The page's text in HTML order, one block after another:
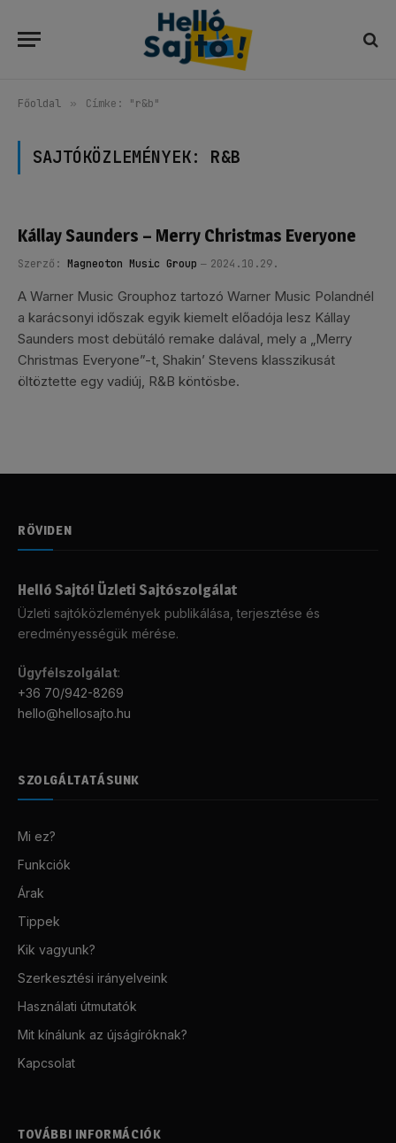
Főoldal » Címke: "r&b"
SAJTÓKÖZLEMÉNYEK: R&B
Kállay Saunders – Merry Christmas Everyone
Szerző: Magneoton Music Group 2024.10.29.
A Warner Music Grouphoz tartozó Warner Music Polandnél
a karácsonyi időszak egyik kiemelt előadója lesz Kállay
Saunders most debütáló remake dalával, mely a „Merry
Christmas Everyone”-t, Shakin’ Stevens klasszikusát
öltöztette egy vadiúj, R&B köntösbe.
RÖVIDEN
Helló Sajtó! Üzleti Sajtószolgálat
Üzleti sajtóközlemények publikálása, terjesztése és
eredményességük mérése.
Ügyfélszolgálat:
+36 70/942-8269
hello@hellosajto.hu
SZOLGÁLTATÁSUNK
Mi ez?
Funkciók
Árak
Tippek
Kik vagyunk?
Szerkesztési irányelveink
Használati útmutatók
Mit kínálunk az újságíróknak?
Kapcsolat
TOVÁBBI INFORMÁCIÓK